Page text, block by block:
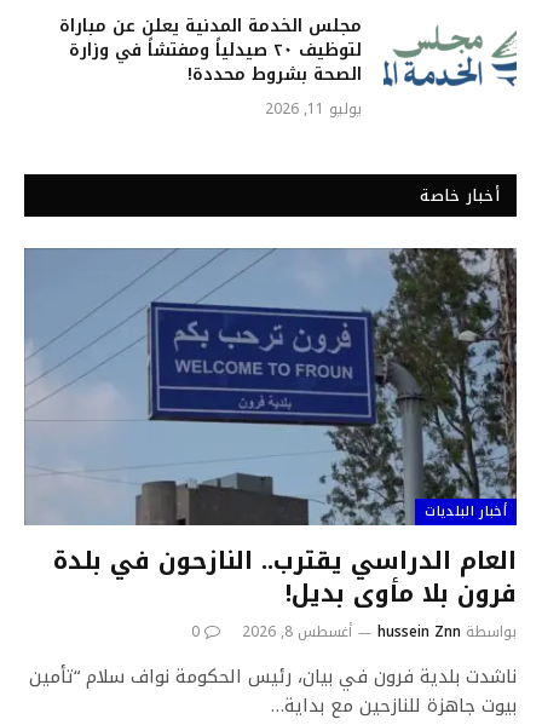
مجلس الخدمة المدنية يعلن عن مباراة
لتوظيف ٢٠ صيدلياً ومفتشاً في وزارة
الصحة بشروط محددة!
يوليو 11, 2026
أخبار خاصة
أخبار البلديات
العام الدراسي يقترب.. النازحون في بلدة
فرون بلا مأوى بديل!
بواسطة hussein Znn أغسطس 8, 2026 0
ناشدت بلدية فرون في بيان، رئيس الحكومة نواف سلام “تأمين
بيوت جاهزة للنازحين مع بداية…